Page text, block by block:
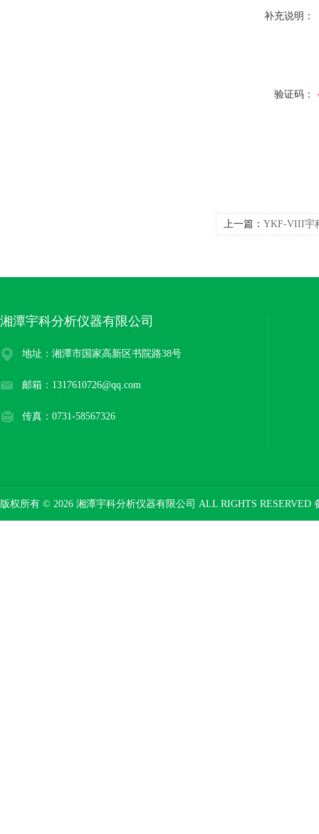
补充说明：
验证码：
上一篇： YKF-VIII宇
湘潭宇科分析仪器有限公司
地址：湘潭市国家高新区书院路38号
邮箱：1317610726@qq.com
传真：0731-58567326
版权所有 © 2026 湘潭宇科分析仪器有限公司 ALL RIGHTS RESERVED